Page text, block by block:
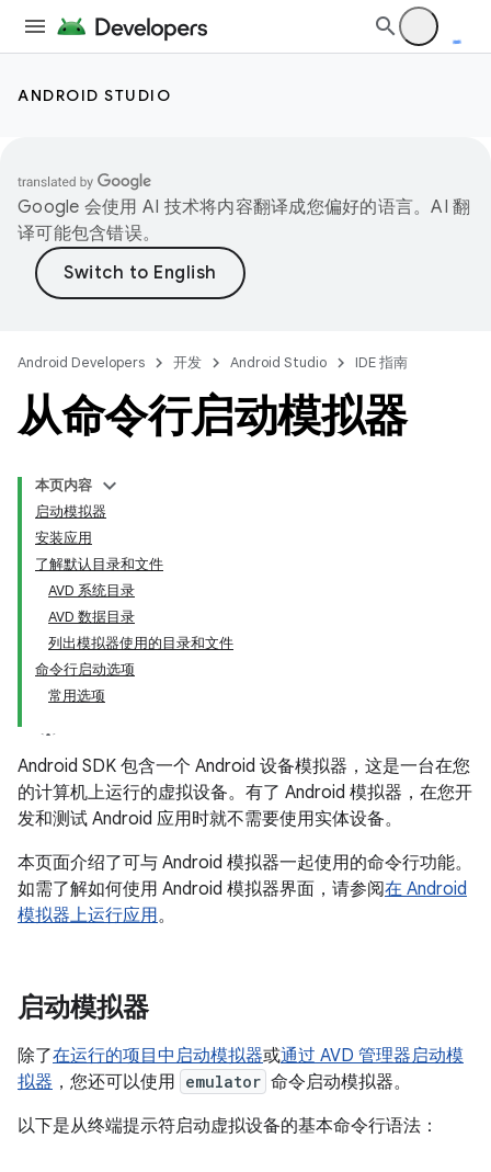
ANDROID STUDIO
Google 会使用 AI 技术将内容翻译成您偏好的语言。AI 翻
译可能包含错误。
Android Developers 开发 Android Studio IDE 指南
从命令行启动模拟器
本页内容
启动模拟器
安装应用
了解默认目录和文件
AVD 系统目录
AVD 数据目录
列出模拟器使用的目录和文件
命令行启动选项
常用选项
Android SDK 包含一个 Android 设备模拟器，这是一台在您
的计算机上运行的虚拟设备。有了 Android 模拟器，在您开
发和测试 Android 应用时就不需要使用实体设备。
本页面介绍了可与 Android 模拟器一起使用的命令行功能。
如需了解如何使用 Android 模拟器界面，请参阅在 Android
模拟器上运行应用。
启动模拟器
除了在运行的项目中启动模拟器或通过 AVD 管理器启动模
拟器 ，您还可以使用 emulator 命令启动模拟器。
以下是从终端提示符启动虚拟设备的基本命令行语法：